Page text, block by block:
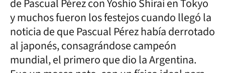
de Pascual Pérez con Yoshio Shirai en Tokyo
y muchos fueron los festejos cuando llegó la
noticia de que Pascual Pérez había derrotado
al japonés, consagrándose campeón
mundial, el primero que dio la Argentina.